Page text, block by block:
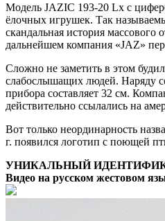
Модель JAZIC 193-20 Lx с
ёлочных игрушек. Так
скандальная история
дальнейшем компания «JAZ»
Сложно не заметить в этом
слабослышащих людей. Наряду
прибора составляет 32 см.
действительно ссылались на
Вот только неординарность
г. появился логотип с поющей
УНИКАЛЬНЫЙ
Видео на русском жестовом